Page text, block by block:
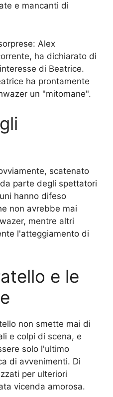
e mancanti di
Alex
ha dichiarato di
di Beatrice.
ha prontamente
un "mitomane".
scatenato
parte degli spettatori
hanno difeso
non avrebbe mai
mentre altri
l'atteggiamento di
e le
non smette mai di
e colpi di scena, e
solo l'ultimo
di avvenimenti. Di
per ulteriori
vicenda amorosa.